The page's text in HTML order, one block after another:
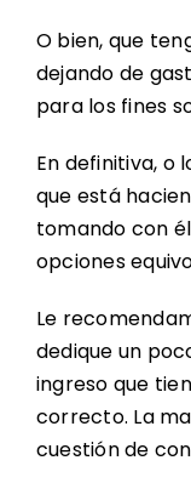
O bien, que
dejando de
para los fines
En definitiva, o
que está
tomando con
opciones
Le
dedique un
ingreso que
correcto. La
cuestión de